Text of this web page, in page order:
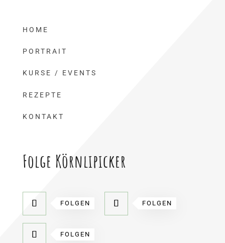
HOME
PORTRAIT
KURSE / EVENTS
REZEPTE
KONTAKT
Folge Körnlipicker
FOLGEN FOLGEN
FOLGEN